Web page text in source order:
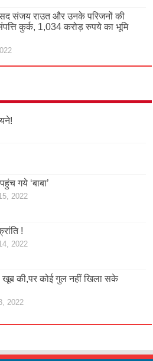
संजय राउत और उनके परिजनों की
कुर्क, 1,034 करोड़ रुपये का भूमि
गये ‘बाबा’
2022
!
2022
खूब की,पर कोई गुल नहीं खिला सके
2022